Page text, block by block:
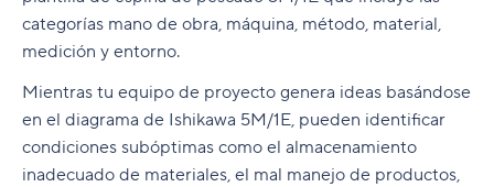
categorías mano de obra, máquina, método, material,
medición y entorno.
Mientras tu equipo de proyecto genera ideas basándose
en el diagrama de Ishikawa 5M/1E, pueden identificar
condiciones subóptimas como el almacenamiento
inadecuado de materiales, el mal manejo de productos,